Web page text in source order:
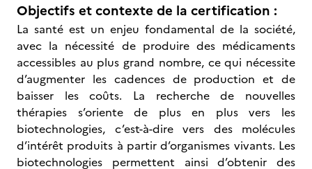
Objectifs et contexte de la certification :
La santé est un enjeu fondamental de la société,
avec la nécessité de produire des médicaments
accessibles au plus grand nombre, ce qui nécessite
d’augmenter les cadences de production et de
baisser les coûts. La recherche de nouvelles
thérapies s’oriente de plus en plus vers les
biotechnologies, c’est-à-dire vers des molécules
d’intérêt produits à partir d’organismes vivants. Les
biotechnologies permettent ainsi d’obtenir des